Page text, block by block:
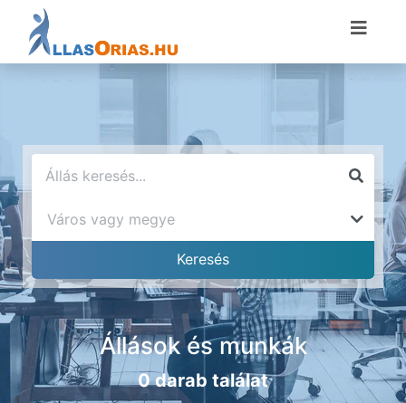
Állások és munkák
0 darab találat